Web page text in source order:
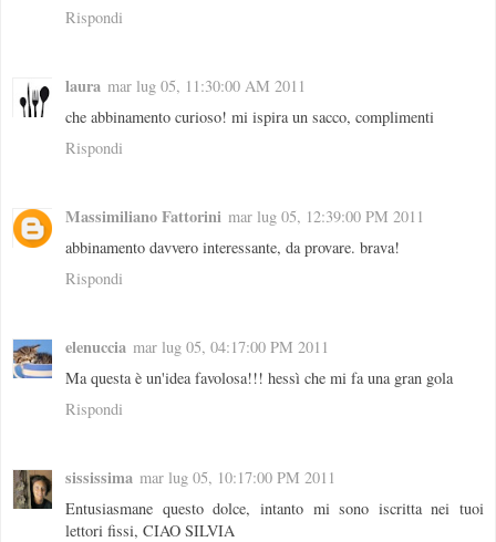
Rispondi
laura mar lug 05, 11:30:00 AM 2011
che abbinamento curioso! mi ispira un sacco, complimenti
Rispondi
Massimiliano Fattorini mar lug 05, 12:39:00 PM 2011
abbinamento davvero interessante, da provare. brava!
Rispondi
elenuccia mar lug 05, 04:17:00 PM 2011
Ma questa è un'idea favolosa!!! hessì che mi fa una gran gola
Rispondi
sississima mar lug 05, 10:17:00 PM 2011
Entusiasmane questo dolce, intanto mi sono iscritta nei tuoi
lettori fissi, CIAO SILVIA